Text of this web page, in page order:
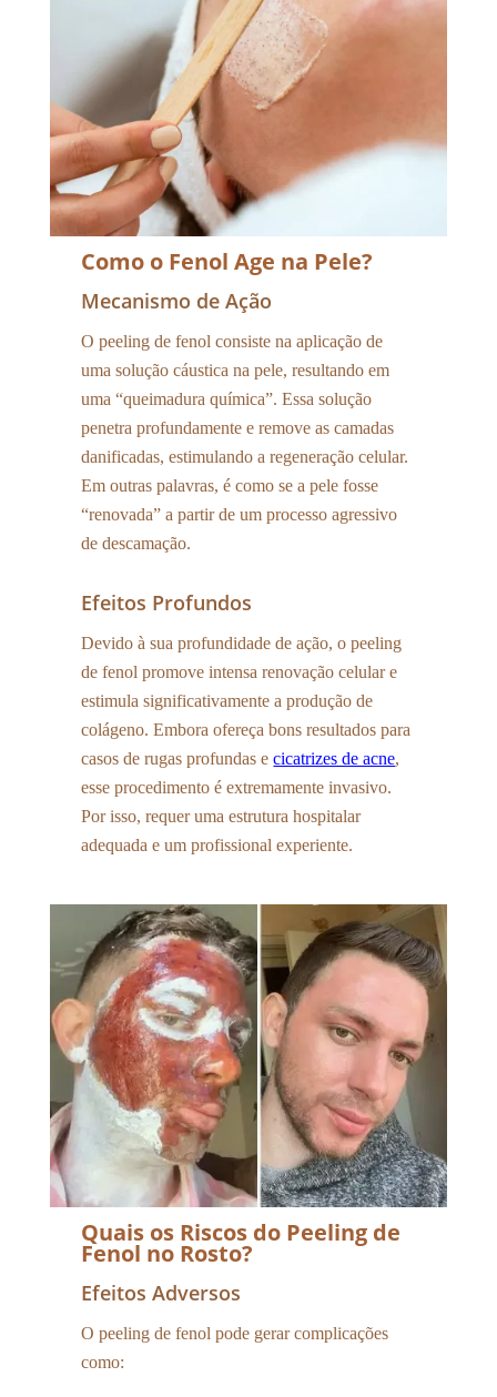
Como o Fenol Age na Pele?
Mecanismo de Ação
O peeling de fenol consiste na aplicação de
uma solução cáustica na pele, resultando em
uma “queimadura química”. Essa solução
penetra profundamente e remove as camadas
danificadas, estimulando a regeneração celular.
Em outras palavras, é como se a pele fosse
“renovada” a partir de um processo agressivo
de descamação.
Efeitos Profundos
Devido à sua profundidade de ação, o peeling
de fenol promove intensa renovação celular e
estimula significativamente a produção de
colágeno. Embora ofereça bons resultados para
casos de rugas profundas ecicatrizes de acne,
esse procedimento é extremamente invasivo.
Por isso, requer uma estrutura hospitalar
adequada e um profissional experiente.
Quais os Riscos do Peeling de
Fenol no Rosto?
Efeitos Adversos
O peeling de fenol pode gerar complicações
como: